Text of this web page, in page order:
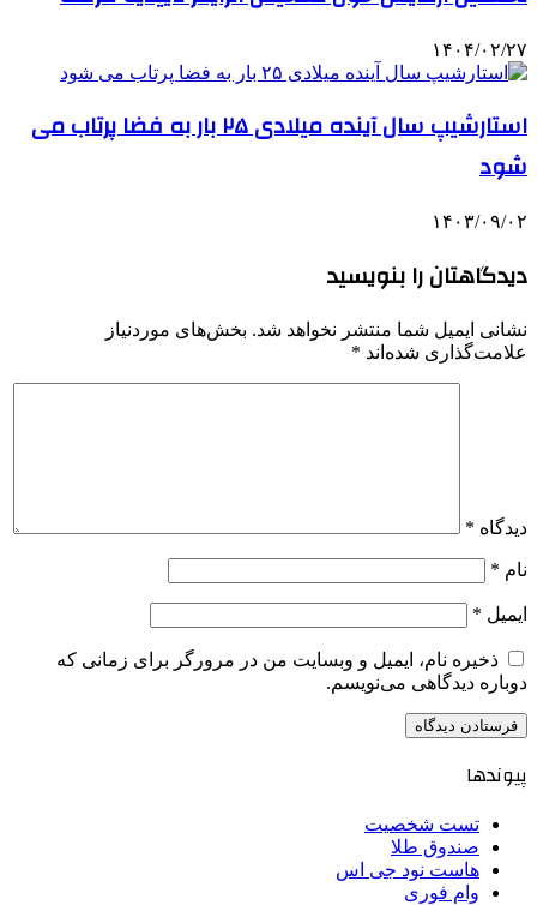
۱۴۰۴/۰۲/۲۷
استارشیپ سال آینده میلادی ۲۵ بار به فضا پرتاب می
شود
۱۴۰۳/۰۹/۰۲
دیدگاهتان را بنویسید
نشانی ایمیل شما منتشر نخواهد شد. بخش‌های موردنیاز
علامت‌گذاری شده‌اند *
دیدگاه *
نام *
ایمیل *
ذخیره نام، ایمیل و وبسایت من در مرورگر برای زمانی که
دوباره دیدگاهی می‌نویسم.
پیوندها
تست شخصیت
صندوق طلا
هاست نود جی اس
وام فوری